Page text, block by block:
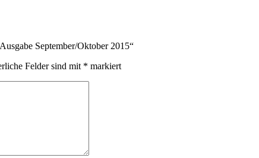
September/Oktober 2015“
Felder sind mit * markiert